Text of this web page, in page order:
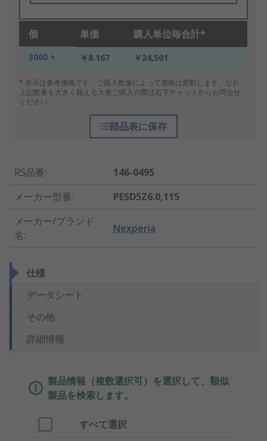
個 単価 購入単位毎合計*
3000 + ￥8.167 ￥24,501
* 表示は参考価格です。ご購入数量によって価格は変動します。なお、
上記数量を大きく超える大量ご購入の際は右下チャットからお問合せ
ください。
部品表に保存
RS品番:
146-0495
メーカー型番:
PESD5Z6.0,115
メーカー/ブランド
名:
Nexperia
仕様
データシート
その他
詳細情報
製品情報（複数選択可）を選択して、類似
製品を検索します。
すべて選択